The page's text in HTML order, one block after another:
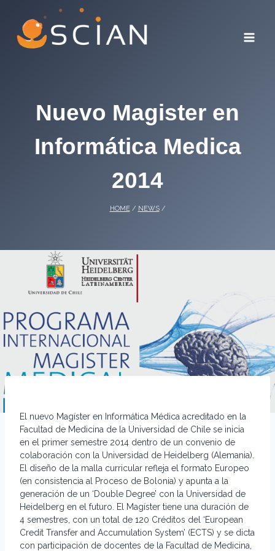
content
Nuevo Magister en
Informática Medica
2014
HOME / NEWS /
El nuevo Magíster en Informática Médica acreditado en la
Facultad de Medicina de la Universidad de Chile se inicia
en el primer semestre 2014 dentro de un convenio de
colaboración con la Universidad de Heidelberg (Alemania).
El diseño de la malla curricular refleja el formato Europeo
(en consistencia al Proceso de Bolonia) y apunta a la
generación de un ‘Double Degree’ con la Universidad de
Heidelberg en el futuro. El Magíster tiene una duración de
4 semestres, con un total de 120 Créditos del ‘European
Credit Transfer and Accumulation System’ (ECTS) y se dicta
con participación de docentes de la Facultad de Medicina,